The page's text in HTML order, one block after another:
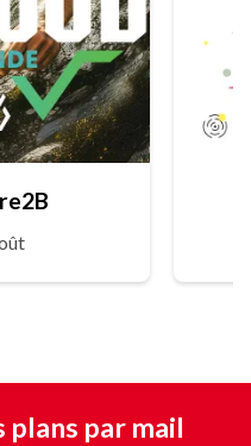
plans par mail